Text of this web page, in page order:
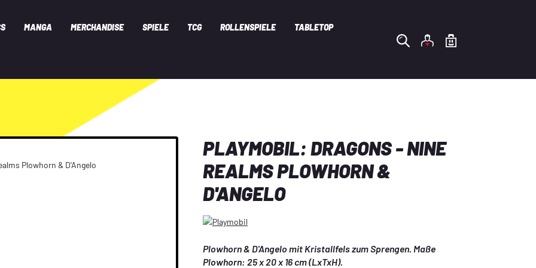
MANGA MERCHANDISE SPIELE TCG ROLLENSPIELE TABLETOP
PLAYMOBIL: DRAGONS - NINE
REALMS PLOWHORN &
D'ANGELO
Plowhorn & D'Angelo mit Kristallfels zum Sprengen. Maße
Plowhorn: 25 x 20 x 16 cm (LxTxH).